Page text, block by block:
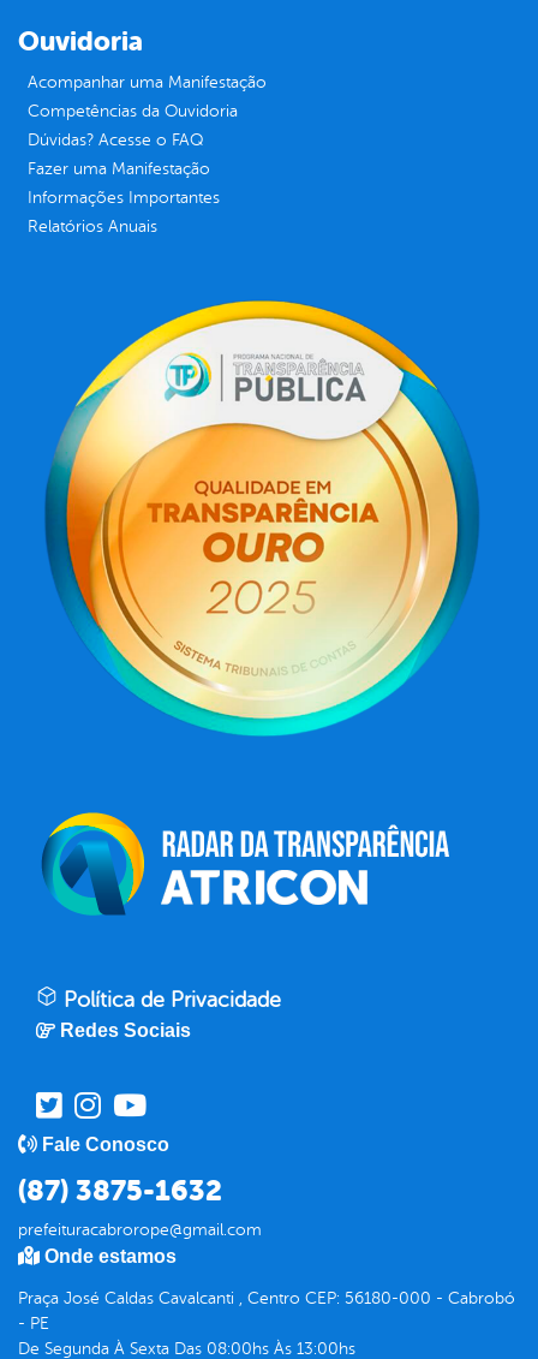
Ouvidoria
Acompanhar uma Manifestação
Competências da Ouvidoria
Dúvidas? Acesse o FAQ
Fazer uma Manifestação
Informações Importantes
Relatórios Anuais
Política de Privacidade
Redes Sociais
Fale Conosco
(87) 3875-1632
prefeituracabrorope@gmail.com
Onde estamos
Praça José Caldas Cavalcanti , Centro CEP: 56180-000 - Cabrobó
- PE
De Segunda À Sexta Das 08:00hs Às 13:00hs